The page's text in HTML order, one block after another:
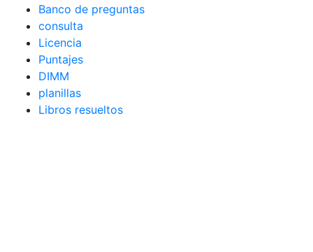
Banco de preguntas
consulta
Licencia
Puntajes
DIMM
planillas
Libros resueltos